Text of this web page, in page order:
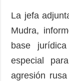
La jefa
Mudra,
base
especial
agresión